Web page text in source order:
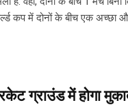
कप में दोनों के बीच एक अच्छा
ग्राउंड में होगा